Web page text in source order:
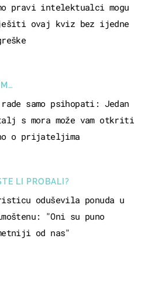
pravi intelektualci mogu
ovaj kviz bez ijedne
samo psihopati: Jedan
s mora može vam otkriti
o prijateljima
LI PROBALI?
oduševila ponuda u
"Oni su puno
od nas"